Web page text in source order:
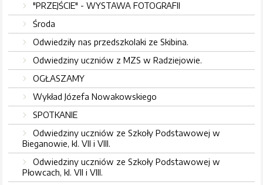
"PRZEJŚCIE" - WYSTAWA FOTOGRAFII
Środa
Odwiedziły nas przedszkolaki ze Skibina.
Odwiedziny uczniów z MZS w Radziejowie.
OGŁASZAMY
Wykład Józefa Nowakowskiego
SPOTKANIE
Odwiedziny uczniów ze Szkoły Podstawowej w
Bieganowie, kl. VII i VIII.
Odwiedziny uczniów ze Szkoły Podstawowej w
Płowcach, kl. VII i VIII.